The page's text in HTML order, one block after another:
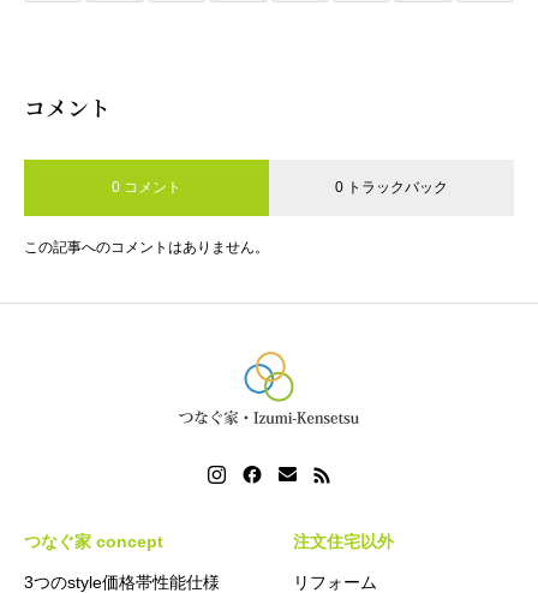
コメント
0 コメント 0 トラックバック
この記事へのコメントはありません。
つなぐ家 concept
3つのstyle価格帯性能仕様
注文住宅以外
リフォーム